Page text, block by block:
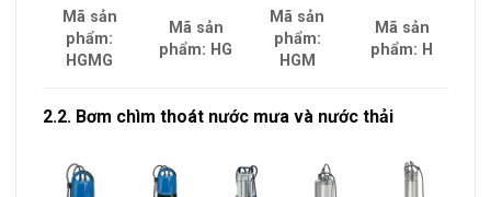
Mã sản
phẩm:
HGMG
Mã sản
phẩm: HG
Mã sản
phẩm:
HGM
Mã sản
phẩm: H
2.2. Bơm chìm thoát nước mưa và nước thải